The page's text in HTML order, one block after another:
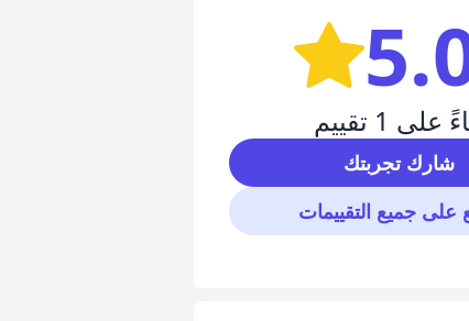
على 1 تقييم
شارك تجربتك
على جميع التقييمات